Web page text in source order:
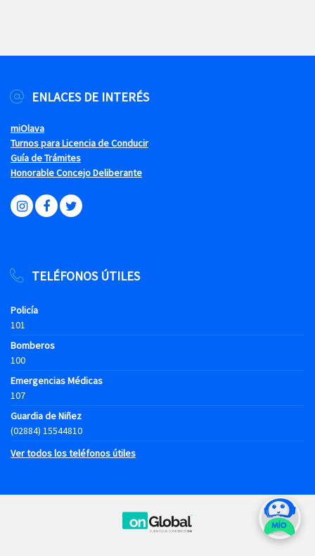
ENLACES DE INTERÉS
miOlava
Turnos para Licencia de Conducir
Guía de Trámites
Honorable Concejo Deliberante
TELÉFONOS ÚTILES
Policía
101
Bomberos
100
Emergencias Médicas
107
Guardia de Niñez
(02884) 15544810
Ver todos los teléfonos útiles